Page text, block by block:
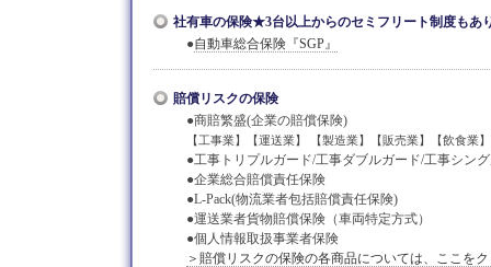
社有車の保険★3台以上からのセミフリート制度もあ
●自動車総合保険『SGP』
賠償リスクの保険
●商賠繁盛(企業の賠償保険)
【工事業】【運送業】 【製造業】【販売業】【飲食業
●工事トリプルガード/工事ダブルガード/工事シン
●企業総合賠償責任保険
●L-Pack(物流業者包括賠償責任保険)
●運送業者貨物賠償保険（車両特定方式）
●個人情報取扱事業者保険
＞賠償リスクの保険の各商品については、ここを